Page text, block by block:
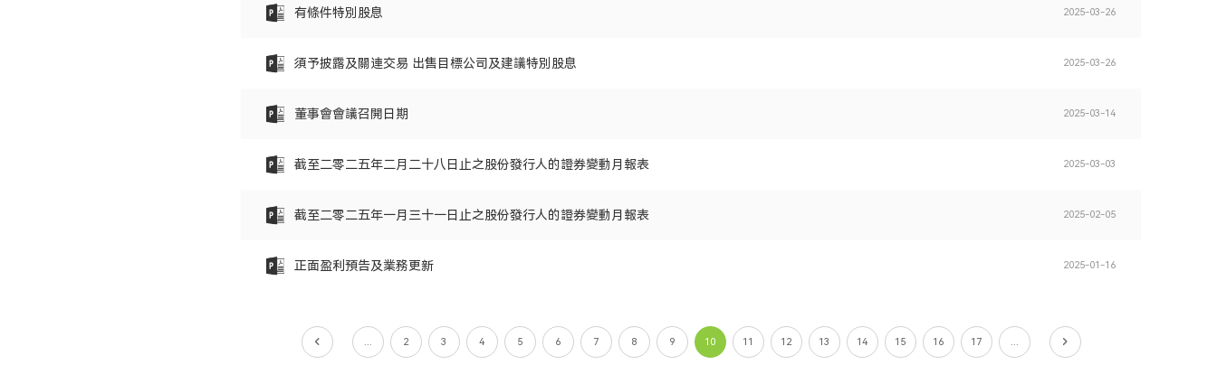
有條件特別股息 2025-03-26
須予披露及關連交易 出售目標公司及建議特別股息 2025-03-26
董事會會議召開日期 2025-03-14
截至二零二五年二月二十八日止之股份發行人的證券變動月報表 2025-03-03
截至二零二五年一月三十一日止之股份發行人的證券變動月報表 2025-02-05
正面盈利預告及業務更新 2025-01-16
2 3 4 5 6 7 8 9 10 11 12 13 14 15 16 17